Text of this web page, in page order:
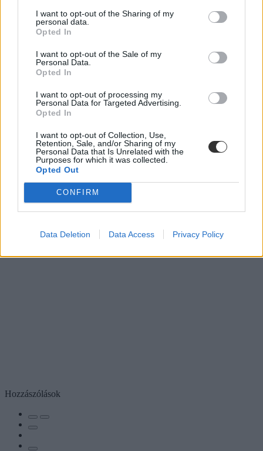
I want to opt-out of the Sharing of my
personal data.
Opted In
I want to opt-out of the Sale of my
Personal Data.
Opted In
I want to opt-out of processing my
Personal Data for Targeted Advertising.
Opted In
I want to opt-out of Collection, Use,
Retention, Sale, and/or Sharing of my
Personal Data that Is Unrelated with the
Purposes for which it was collected.
Opted Out
CONFIRM
Data Deletion Data Access Privacy Policy
Hozzászólások